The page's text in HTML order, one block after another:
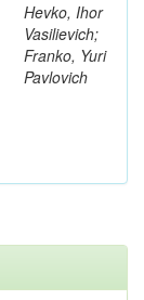
Hevko, Ihor
Vasilievich;
Franko, Yuri
Pavlovich